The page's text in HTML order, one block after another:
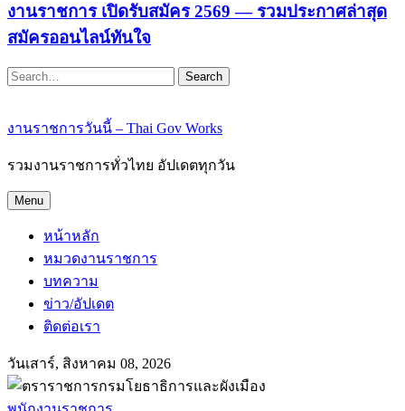
งานราชการ เปิดรับสมัคร 2569 — รวมประกาศล่าสุด
สมัครออนไลน์ทันใจ
Search
งานราชการวันนี้ – Thai Gov Works
รวมงานราชการทั่วไทย อัปเดตทุกวัน
Menu
หน้าหลัก
หมวดงานราชการ
บทความ
ข่าว/อัปเดต
ติดต่อเรา
วันเสาร์, สิงหาคม 08, 2026